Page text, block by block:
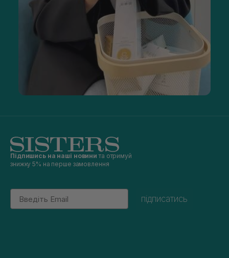
Підпишись на наші новини та отримуй
знижку 5% на перше замовлення
Email
підписатись